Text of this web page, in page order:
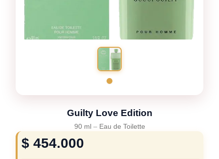
Guilty Love Edition
90 ml – Eau de Toilette
$ 454.000